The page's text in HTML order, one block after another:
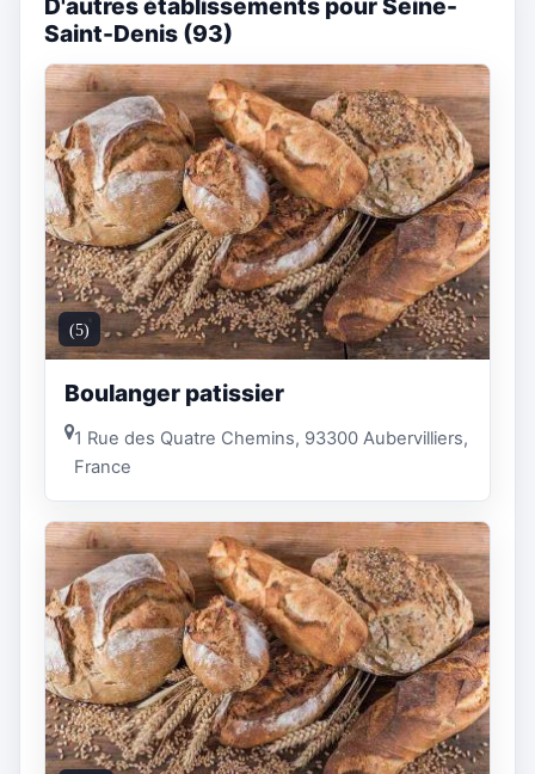
Saint-Denis (93)
(5)
Boulanger patissier
1 Rue des Quatre Chemins, 93300 Aubervilliers,
France